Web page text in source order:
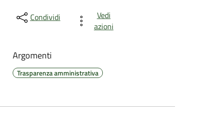
Condividi
Vedi
azioni
Argomenti
Trasparenza amministrativa